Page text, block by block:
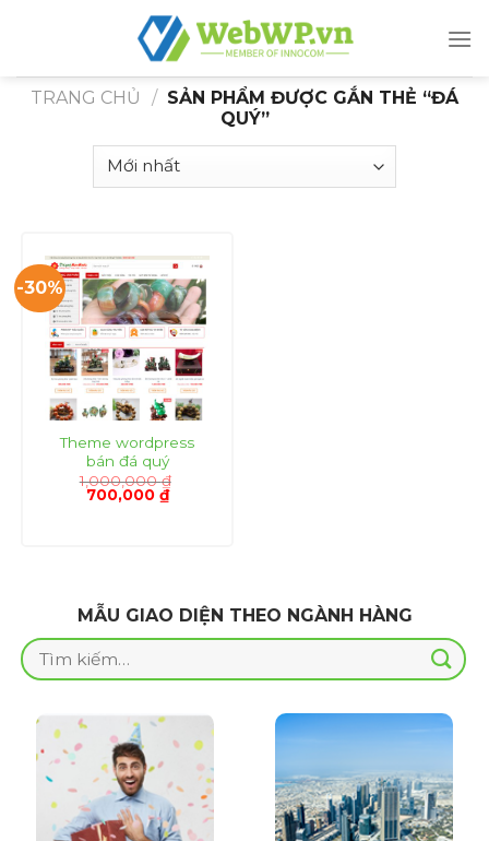
TRANG CHỦ
/ SẢN PHẨM ĐƯỢC GẮN THẺ “ĐÁ
QUÝ”
-30%
Theme wordpress
bán đá quý
1,000,000₫
Giá
700,000 ₫Giá
hiện
MẪU GIAO DIỆN THEO NGÀNH HÀNG
Tìm
kiếm: